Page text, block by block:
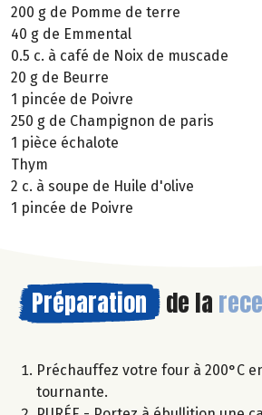
200 g de Pomme de terre
40 g de Emmental
0.5 c. à café de Noix de muscade
20 g de Beurre
1 pincée de Poivre
250 g de Champignon de paris
1 pièce échalote
Thym
2 c. à soupe de Huile d'olive
1 pincée de Poivre
Préparation de la
Préchauffez votre four à 200°C
tournante.